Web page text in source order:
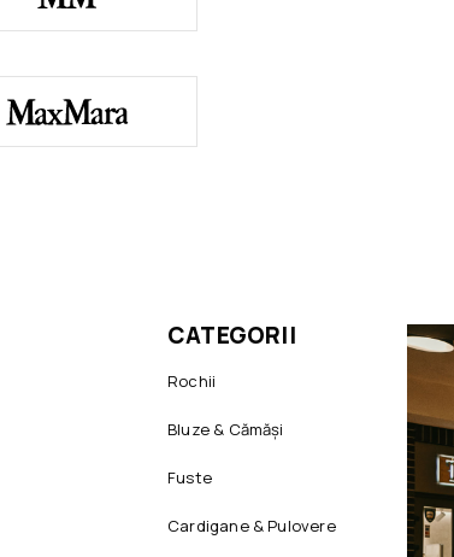
CATEGORII
Rochii
Bluze & Cămăși
Fuste
Cardigane & Pulovere